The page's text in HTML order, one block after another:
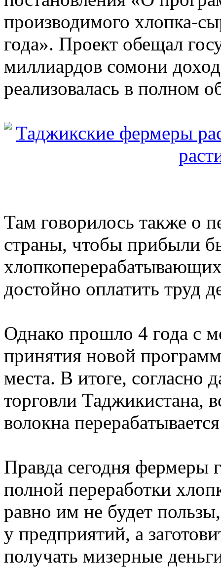
производимого хлопка-
года». Проект обещал
миллиардов сомони
реализовалась в полном
Там говорилось также о
страны, чтобы прибыли
достойно оплатить труд
Однако прошло 4 года с
принятия новой
места. В итоге,
торговли Таджикистана,
волокна
Правда сегодня фермеры
полной переработки
равно им не будет
у предприятий, а
получать мизерные